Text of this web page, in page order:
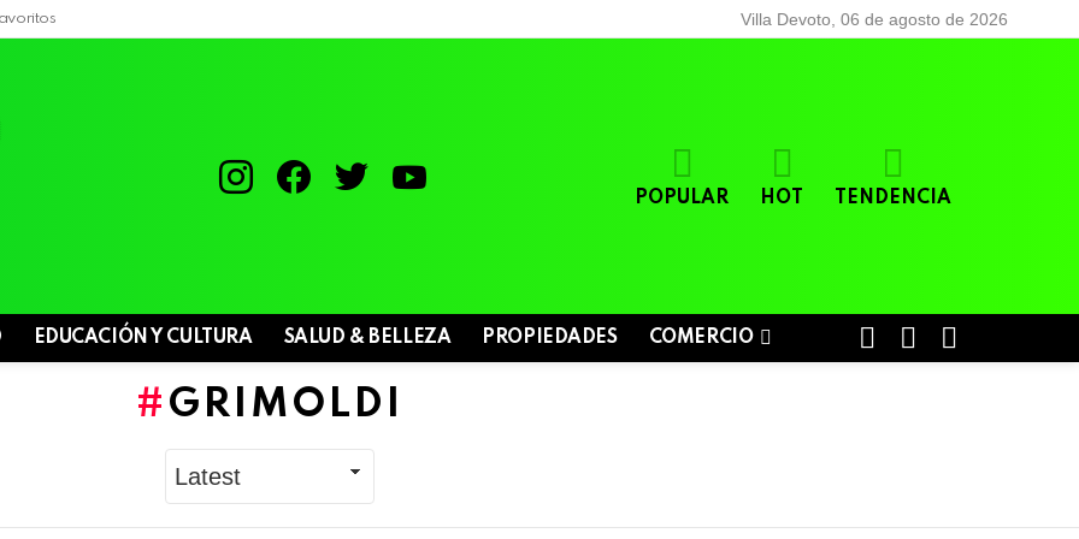
Villa Devoto, 06 de agosto de 2026
POPULAR HOT TENDENCIA
EDUCACIÓN Y CULTURA SALUD & BELLEZA PROPIEDADES COMERCIO
SWITCH
SKIN
GRIMOLDI